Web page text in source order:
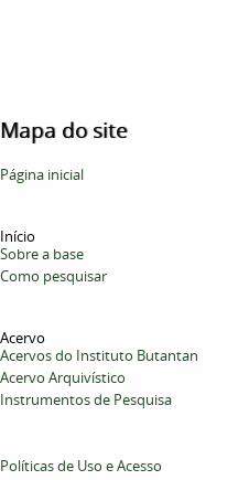
Mapa do site
Página inicial
Início
Sobre a base
Como pesquisar
Acervo
Acervos do Instituto Butantan
Acervo Arquivístico
Instrumentos de Pesquisa
Políticas de Uso e Acesso